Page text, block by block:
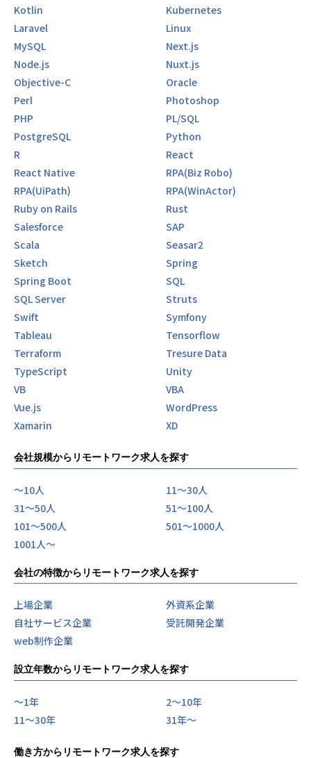
Kotlin
Kubernetes
Laravel
Linux
MySQL
Next.js
Node.js
Nuxt.js
Objective-C
Oracle
Perl
Photoshop
PHP
PL/SQL
PostgreSQL
Python
R
React
React Native
RPA(Biz Robo)
RPA(UiPath)
RPA(WinActor)
Ruby on Rails
Rust
Salesforce
SAP
Scala
Seasar2
Sketch
Spring
Spring Boot
SQL
SQL Server
Struts
Swift
Symfony
Tableau
Tensorflow
Terraform
Tresure Data
TypeScript
Unity
VB
VBA
Vue.js
WordPress
Xamarin
XD
会社規模からリモートワーク求人を探す
〜10人
11〜30人
31〜50人
51〜100人
101〜500人
501〜1000人
1001人〜
会社の特徴からリモートワーク求人を探す
上場企業
外資系企業
自社サービス企業
受託開発企業
web制作企業
設立年数からリモートワーク求人を探す
〜1年
2〜10年
11〜30年
31年〜
働き方からリモートワーク求人を探す